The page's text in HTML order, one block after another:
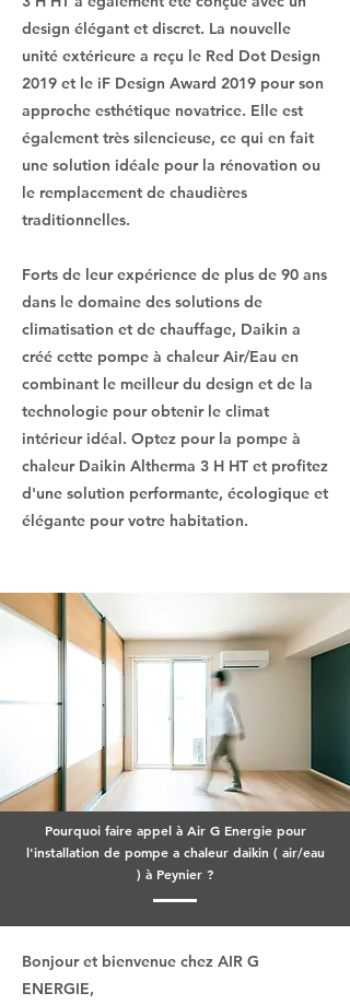
design élégant et discret. La nouvelle
unité extérieure a reçu le Red Dot Design
2019 et le iF Design Award 2019 pour son
approche esthétique novatrice. Elle est
également très silencieuse, ce qui en fait
une solution idéale pour la rénovation ou
le remplacement de chaudières
traditionnelles.
Forts de leur expérience de plus de 90 ans
dans le domaine des solutions de
climatisation et de chauffage, Daikin a
créé cette pompe à chaleur Air/Eau en
combinant le meilleur du design et de la
technologie pour obtenir le climat
intérieur idéal. Optez pour la pompe à
chaleur Daikin Altherma 3 H HT et profitez
d'une solution performante, écologique et
élégante pour votre habitation.
Pourquoi faire appel à Air G Energie pour
l'installation de pompe a chaleur daikin ( air/eau
) à Peynier ?
Bonjour et bienvenue chez AIR G
ENERGIE,